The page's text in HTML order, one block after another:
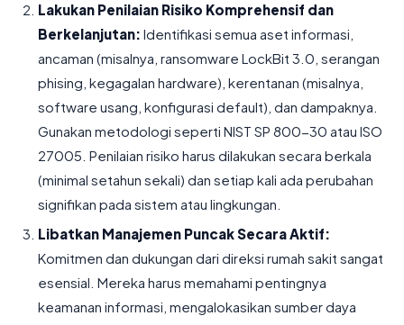
Lakukan Penilaian Risiko Komprehensif dan
Berkelanjutan: Identifikasi semua aset informasi,
ancaman (misalnya, ransomware LockBit 3.0, serangan
phising, kegagalan hardware), kerentanan (misalnya,
software usang, konfigurasi default), dan dampaknya.
Gunakan metodologi seperti NIST SP 800-30 atau ISO
27005. Penilaian risiko harus dilakukan secara berkala
(minimal setahun sekali) dan setiap kali ada perubahan
signifikan pada sistem atau lingkungan.
Libatkan Manajemen Puncak Secara Aktif:
Komitmen dan dukungan dari direksi rumah sakit sangat
esensial. Mereka harus memahami pentingnya
keamanan informasi, mengalokasikan sumber daya